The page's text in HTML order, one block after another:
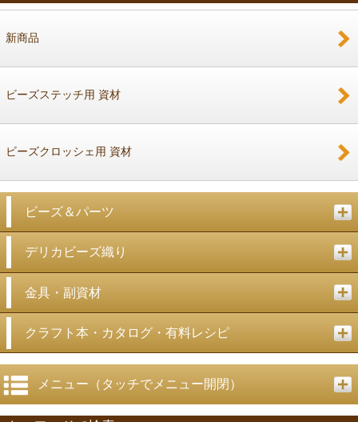
新商品
ビーズステッチ用 資材
ビーズクロッシェ用 資材
ビーズ＆パーツ
デリカビーズ織り
金具・副資材
クラフト本・カタログ・有料レシピ
メニュー（タッチでメニュー開閉）